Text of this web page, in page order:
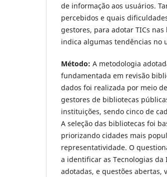
de informação aos usuários.
percebidos e quais
gestores, para adotar TICs
indica algumas tendências no
Método: A metodologia
fundamentada em revisão
dados foi realizada por meio
gestores de bibliotecas
instituições, sendo cinco de
A seleção das bibliotecas foi
priorizando cidades mais
representatividade. O
a identificar as Tecnologias da
adotadas, e questões abertas,